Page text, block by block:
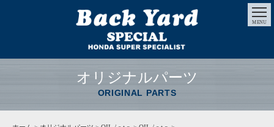
MENU
オリジナルパーツ
ORIGINAL PARTS